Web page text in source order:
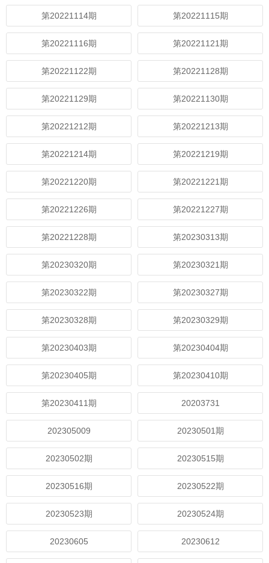
第20221114期 第20221115期
第20221116期 第20221121期
第20221122期 第20221128期
第20221129期 第20221130期
第20221212期 第20221213期
第20221214期 第20221219期
第20221220期 第20221221期
第20221226期 第20221227期
第20221228期 第20230313期
第20230320期 第20230321期
第20230322期 第20230327期
第20230328期 第20230329期
第20230403期 第20230404期
第20230405期 第20230410期
第20230411期 20203731
202305009 20230501期
20230502期 20230515期
20230516期 20230522期
20230523期 20230524期
20230605 20230612